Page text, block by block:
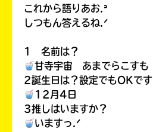
これから語りあお.ᐣ
しつもん答えるね.ᐟ
1 名前は？
甘寺宇宙 あまでらこすも
2誕生日は？設定でもOKです
12月4日
3推しはいますか？
いますっ.ᐟ